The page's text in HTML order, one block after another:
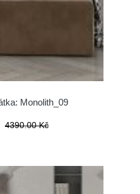
Monolith_09
4390.00 Kč